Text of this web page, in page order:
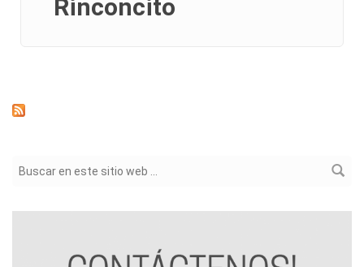
Rinconcito
Formulario de búsqueda